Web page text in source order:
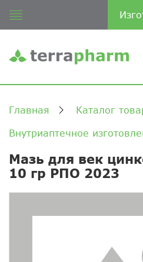
Главная Каталог
Внутриаптечное
Мазь для век
10 гр РПО 2023